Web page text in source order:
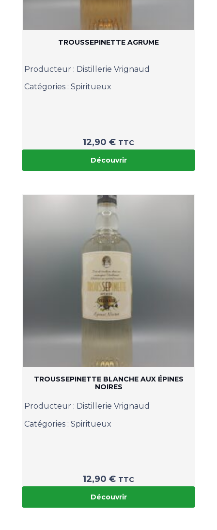
TROUSSEPINETTE AGRUME
Producteur : Distillerie Vrignaud
Catégories : Spiritueux
12,90 € TTC
Découvrir
TROUSSEPINETTE BLANCHE AUX ÉPINES
NOIRES
Producteur : Distillerie Vrignaud
Catégories : Spiritueux
12,90 € TTC
Découvrir